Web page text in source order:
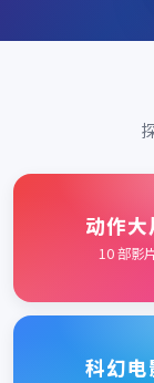
动作大
10部影
科幻电